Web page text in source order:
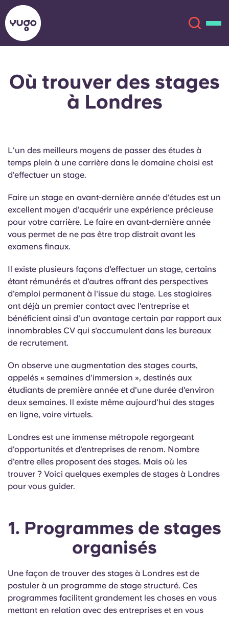
À propos
Compte Langue
English (GB)
Chinese
Español
Deutsch
Italian
French
Portuguese
Sélectionnez un pays
Choisissez une résidence
Se connecter
English (GB)
English (US)
Català Deutsch
Portuguese
Où trouver des stages
à Londres
L'un des meilleurs moyens de passer des études à
temps plein à une carrière dans le domaine choisi est
d'effectuer un stage.
Faire un stage en avant-dernière année d'études est un
excellent moyen d'acquérir une expérience précieuse
pour votre carrière. Le faire en avant-dernière année
vous permet de ne pas être trop distrait avant les
examens finaux.
Il existe plusieurs façons d'effectuer un stage, certains
étant rémunérés et d'autres offrant des perspectives
d'emploi permanent à l'issue du stage. Les stagiaires
ont déjà un premier contact avec l'entreprise et
bénéficient ainsi d'un avantage certain par rapport aux
innombrables CV qui s'accumulent dans les bureaux
de recrutement.
On observe une augmentation des stages courts,
appelés « semaines d'immersion », destinés aux
étudiants de première année et d'une durée d'environ
deux semaines. Il existe même aujourd'hui des stages
en ligne, voire virtuels.
Londres est une immense métropole regorgeant
d'opportunités et d'entreprises de renom. Nombre
d'entre elles proposent des stages. Mais où les
trouver ? Voici quelques exemples de stages à Londres
pour vous guider.
1. Programmes de stages
organisés
Une façon de trouver des stages à Londres est de
postuler à un programme de stage structuré. Ces
programmes facilitent grandement les choses en vous
mettant en relation avec des entreprises et en vous